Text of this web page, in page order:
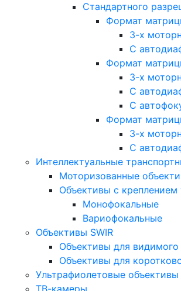
Стандартного
Формат
3-х
С
Формат
3-х
С
С
Формат
3-х
С
Интеллектуальные
Моторизованные
Объективы с креплением
Монофокальные
Вариофокальные
Объективы SWIR
Объективы для видимого
Объективы для
Ультрафиолетовые объективы
ТВ-камеры